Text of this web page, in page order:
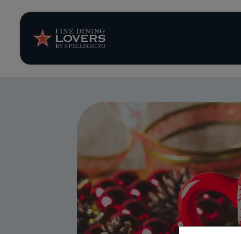
Opinión y
Recetas
Consejos y
Series